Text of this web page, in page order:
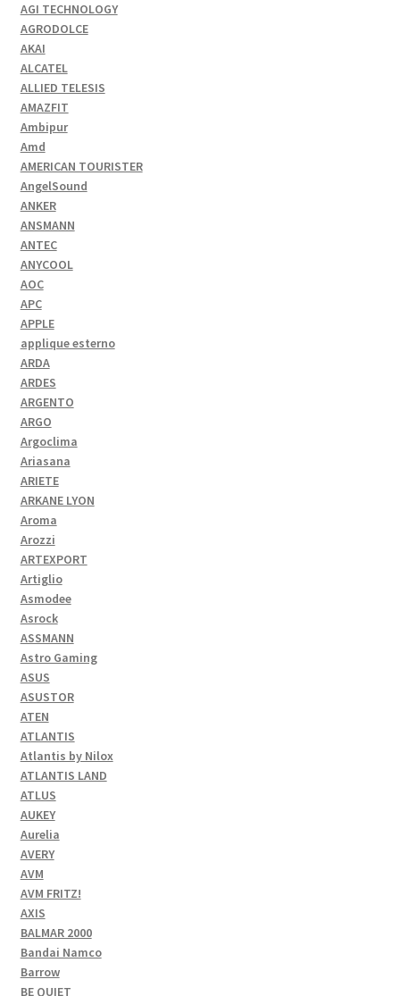
AGI TECHNOLOGY
AGRODOLCE
AKAI
ALCATEL
ALLIED TELESIS
AMAZFIT
Ambipur
Amd
AMERICAN TOURISTER
AngelSound
ANKER
ANSMANN
ANTEC
ANYCOOL
AOC
APC
APPLE
applique esterno
ARDA
ARDES
ARGENTO
ARGO
Argoclima
Ariasana
ARIETE
ARKANE LYON
Aroma
Arozzi
ARTEXPORT
Artiglio
Asmodee
Asrock
ASSMANN
Astro Gaming
ASUS
ASUSTOR
ATEN
ATLANTIS
Atlantis by Nilox
ATLANTIS LAND
ATLUS
AUKEY
Aurelia
AVERY
AVM
AVM FRITZ!
AXIS
BALMAR 2000
Bandai Namco
Barrow
BE QUIET